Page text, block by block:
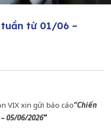
từ 01/06 –
VIX xin gửi báo cáo“Chiến
05/06/2026”